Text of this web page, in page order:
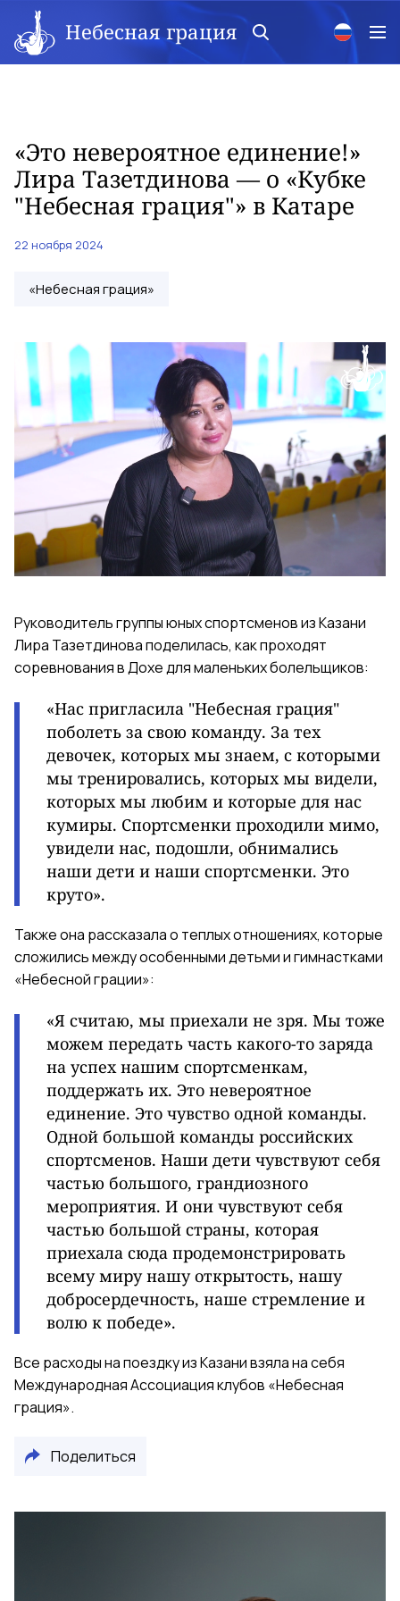
Небесная грация
«Это невероятное единение!»
Лира Тазетдинова — о «Кубке
"Небесная грация"» в Катаре
22 ноября 2024
«Небесная грация»
Руководитель группы юных спортсменов из Казани
Лира Тазетдинова поделилась, как проходят
соревнования в Дохе для маленьких болельщиков:
«Нас пригласила "Небесная грация"
поболеть за свою команду. За тех
девочек, которых мы знаем, с которыми
мы тренировались, которых мы видели,
которых мы любим и которые для нас
кумиры. Спортсменки проходили мимо,
увидели нас, подошли, обнимались
наши дети и наши спортсменки. Это
круто».
Также она рассказала о теплых отношениях, которые
сложились между особенными детьми и гимнастками
«Небесной грации»:
«Я считаю, мы приехали не зря. Мы тоже
можем передать часть какого-то заряда
на успех нашим спортсменкам,
поддержать их. Это невероятное
единение. Это чувство одной команды.
Одной большой команды российских
спортсменов. Наши дети чувствуют себя
частью большого, грандиозного
мероприятия. И они чувствуют себя
частью большой страны, которая
приехала сюда продемонстрировать
всему миру нашу открытость, нашу
добросердечность, наше стремление и
волю к победе».
Все расходы на поездку из Казани взяла на себя
Международная Ассоциация клубов «Небесная
грация».
Поделиться